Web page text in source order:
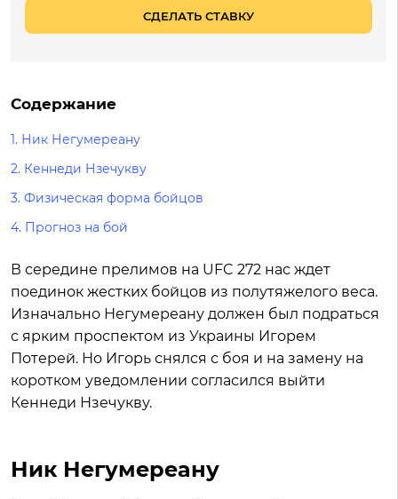
СДЕЛАТЬ СТАВКУ
Содержание
1. Ник Негумереану
2. Кеннеди Нзечукву
3. Физическая форма бойцов
4. Прогноз на бой
В середине прелимов на UFC 272 нас ждет
поединок жестких бойцов из полутяжелого веса.
Изначально Негумереану должен был подраться
с ярким проспектом из Украины Игорем
Потерей. Но Игорь снялся с боя и на замену на
коротком уведомлении согласился выйти
Кеннеди Нзечукву.
Ник Негумереану